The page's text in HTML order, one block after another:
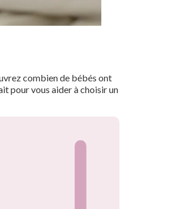
combien de bébés ont
pour vous aider à choisir un